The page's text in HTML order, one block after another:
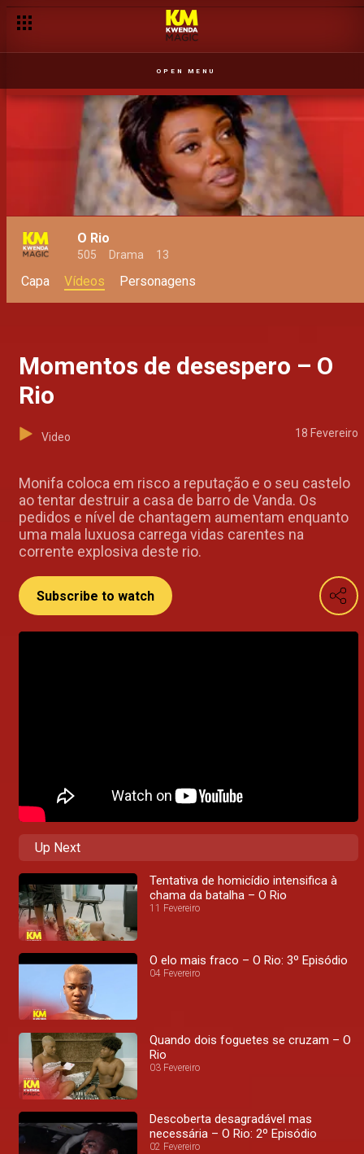
OPEN MENU
O Rio
505 Drama 13
Capa Vídeos Personagens
Momentos de desespero – O
Rio
Video 18 Fevereiro
Monifa coloca em risco a reputação e o seu castelo
ao tentar destruir a casa de barro de Vanda. Os
pedidos e nível de chantagem aumentam enquanto
uma mala luxuosa carrega vidas carentes na
corrente explosiva deste rio.
Subscribe to watch
Up Next
Tentativa de homicídio intensifica à
chama da batalha – O Rio
11 Fevereiro
O elo mais fraco – O Rio: 3º Episódio
04 Fevereiro
Quando dois foguetes se cruzam – O
Rio
03 Fevereiro
Descoberta desagradável mas
necessária – O Rio: 2º Episódio
02 Fevereiro